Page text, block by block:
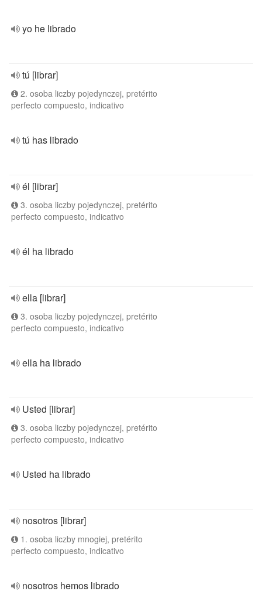
yo he librado
tú [librar]
2. osoba liczby pojedynczej, pretérito
perfecto compuesto, indicativo
tú has librado
él [librar]
3. osoba liczby pojedynczej, pretérito
perfecto compuesto, indicativo
él ha librado
ella [librar]
3. osoba liczby pojedynczej, pretérito
perfecto compuesto, indicativo
ella ha librado
Usted [librar]
3. osoba liczby pojedynczej, pretérito
perfecto compuesto, indicativo
Usted ha librado
nosotros [librar]
1. osoba liczby mnogiej, pretérito
perfecto compuesto, indicativo
nosotros hemos librado